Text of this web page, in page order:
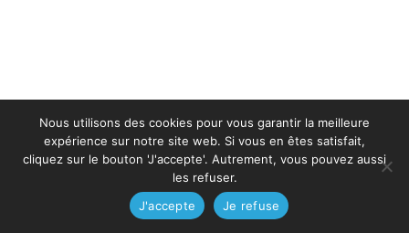
Nous utilisons des cookies pour vous garantir la meilleure
expérience sur notre site web. Si vous en êtes satisfait,
cliquez sur le bouton 'J'accepte'. Autrement, vous pouvez aussi
les refuser.
J'accepte
Je refuse